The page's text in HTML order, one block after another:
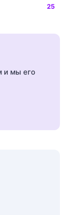
25
и мы его